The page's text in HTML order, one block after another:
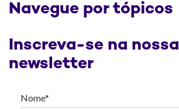
Navegue por tópicos
Inscreva-se na nossa
newsletter
Nome*